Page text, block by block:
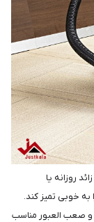
روزانه یا
خوبی تمیز کند.
و صعب العبور مناسب